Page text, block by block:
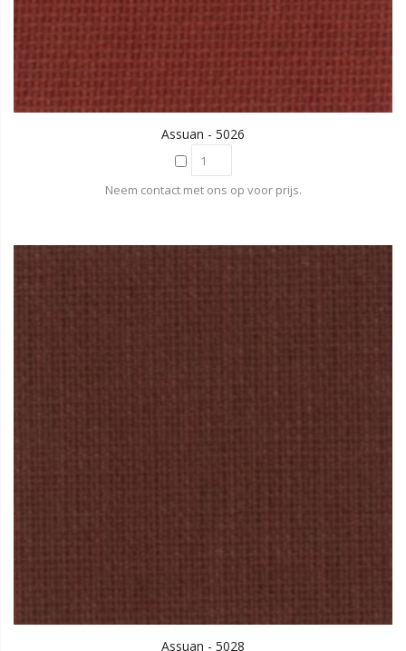
Assuan - 5026
Neem contact met ons op voor prijs.
Assuan - 5028